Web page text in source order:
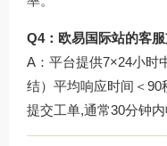
Q4：欧易国际站的客
A：平台提供7×24小时
结）平均响应时间＜90
提交工单,通常30分钟内